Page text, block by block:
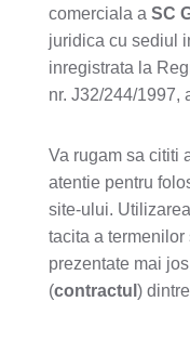
comerciala a SC
juridica cu sediul
inregistrata la
nr. J32/244/1997,
Va rugam sa cititi
atentie pentru
site-ului.
tacita a
prezentate mai
(contractul )